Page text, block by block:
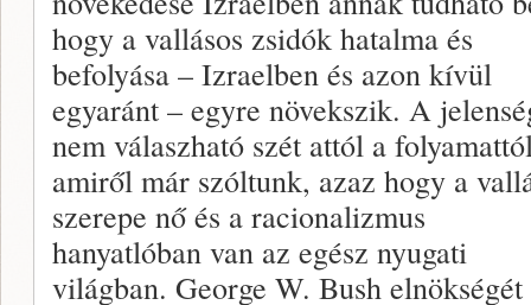
hogy a vallásos zsidók hatalma és
befolyása – Izraelben és azon kívül
egyaránt – egyre növekszik. A
nem válaszható szét attól a
amiről már szóltunk, azaz hogy a
szerepe nő és a racionalizmus
hanyatlóban van az egész nyugati
világban. George W. Bush elnökségét